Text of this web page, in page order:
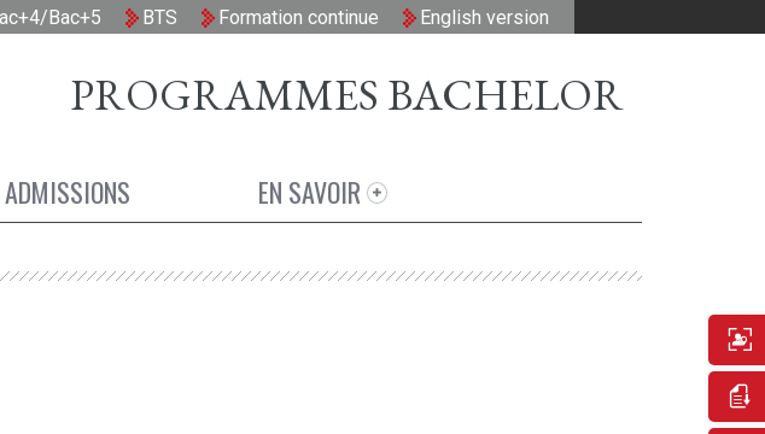
PROGRAMMES BACHELOR
ADMISSIONS EN SAVOIR